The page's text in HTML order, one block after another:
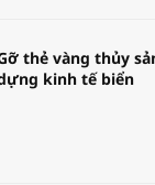
thẻ vàng thủy
kinh tế biển